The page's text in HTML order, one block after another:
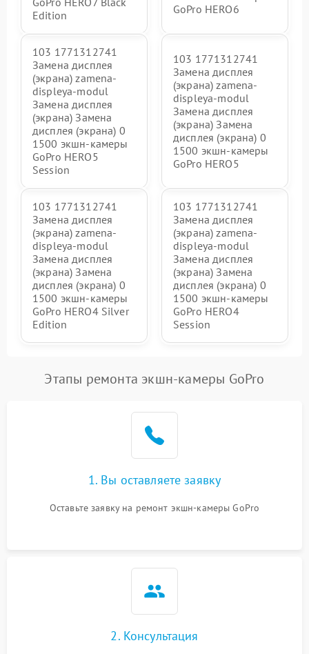
Edition
GoPro HERO6
103 1771312741
Замена дисплея
(экрана) zamena-
displeya-modul
Замена дисплея
(экрана) Замена
дисплея (экрана) 0
1500 экшн-камеры
GoPro HERO5
Session
103 1771312741
Замена дисплея
(экрана) zamena-
displeya-modul
Замена дисплея
(экрана) Замена
дисплея (экрана) 0
1500 экшн-камеры
GoPro HERO5
103 1771312741
Замена дисплея
(экрана) zamena-
displeya-modul
Замена дисплея
(экрана) Замена
дисплея (экрана) 0
1500 экшн-камеры
GoPro HERO4 Silver
Edition
103 1771312741
Замена дисплея
(экрана) zamena-
displeya-modul
Замена дисплея
(экрана) Замена
дисплея (экрана) 0
1500 экшн-камеры
GoPro HERO4
Session
Этапы ремонта экшн-камеры GoPro
1. Вы оставляете заявку
Оставьте заявку на ремонт экшн-камеры GoPro
2. Консультация